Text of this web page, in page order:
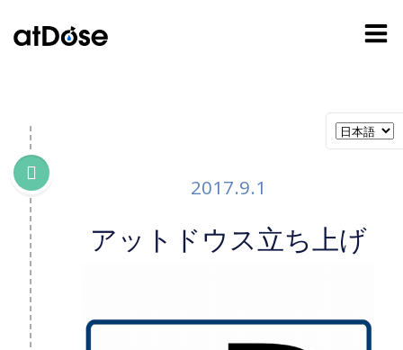
ッ
2017.9.1
アットドウス立ち上げ